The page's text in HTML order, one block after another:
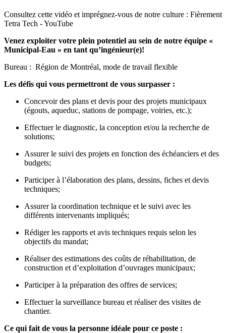
Consultez cette vidéo et imprégnez-vous de notre culture : Fièrement
Tetra Tech - YouTube
Venez exploiter votre plein potentiel au sein de notre équipe «
Municipal-Eau » en tant qu’ingénieur(e)!
Bureau : Région de Montréal, mode de travail flexible
Les défis qui vous permettront de vous surpasser :
Concevoir des plans et devis pour des projets municipaux
(égouts, aqueduc, stations de pompage, voiries, etc.);
Effectuer le diagnostic, la conception et/ou la recherche de
solutions;
Assurer le suivi des projets en fonction des échéanciers et des
budgets;
Participer à l’élaboration des plans, dessins, fiches et devis
techniques;
Assurer la coordination technique et le suivi avec les
différents intervenants impliqués;
Rédiger les rapports et avis techniques requis selon les
objectifs du mandat;
Réaliser des estimations des coûts de réhabilitation, de
construction et d’exploitation d’ouvrages municipaux;
Participer à la préparation des offres de services;
Effectuer la surveillance bureau et réaliser des visites de
chantier.
Ce qui fait de vous la personne idéale pour ce poste :